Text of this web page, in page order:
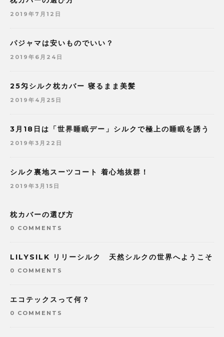
2019年7月12日
パジャマは安いものでいい？
2019年6月24日
25匁シルク枕カバー 寝るまま美髪
2019年4月25日
3月18日は「世界睡眠デー」シルクで極上の睡眠を誘う
2019年3月22日
シルク裏地スーツコート 着心地抜群！
2019年3月15日
枕カバーの選び方
0 COMMENTS
LILYSILK リリーシルク 天然シルクの世界へようこそ
0 COMMENTS
エコテックスって何？
0 COMMENTS